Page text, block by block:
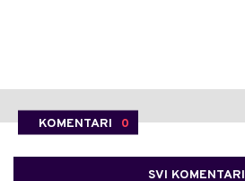
KOMENTARI 0
SVI KOMENTARI